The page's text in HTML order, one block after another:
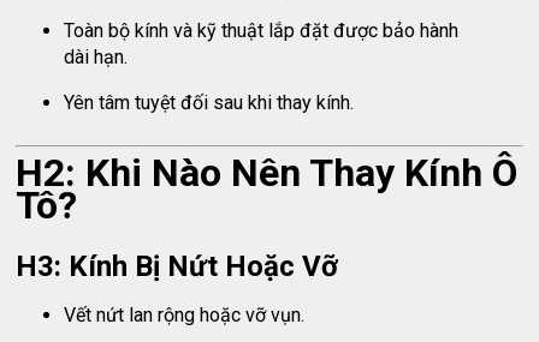
Toàn bộ kính và kỹ thuật lắp đặt được bảo hành
dài hạn.
Yên tâm tuyệt đối sau khi thay kính.
H2: Khi Nào Nên Thay Kính Ô
Tô?
H3: Kính Bị Nứt Hoặc Vỡ
Vết nứt lan rộng hoặc vỡ vụn.